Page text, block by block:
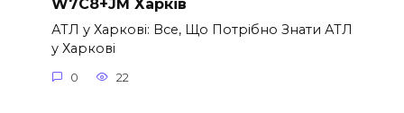
W7C8+JM Харків
АТЛ у Харкові: Все, Що Потрібно Знати АТЛ
у Харкові
0 22